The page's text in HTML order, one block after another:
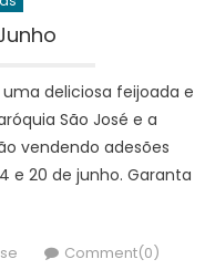
deliciosa feijoada e
São José e a
vendendo adesões
e 20 de junho. Garanta
Comment(0)